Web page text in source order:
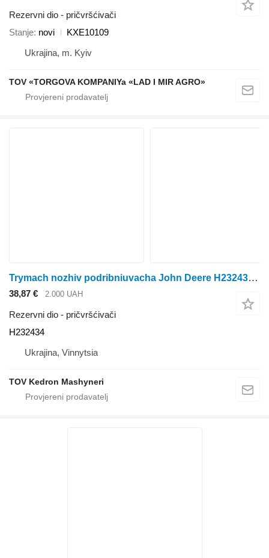
Rezervni dio - pričvršćivači
Stanje novi
KXE10109
Ukrajina, m. Kyiv
TOV «TORGOVA KOMPANIYa «LAD I MIR AGRO»
Trymach nozhiv podribniuvacha John Deere H232434 za žetelice za kukuruz
38,87 € 2.000 UAH
Rezervni dio - pričvršćivači
H232434
Ukrajina, Vinnytsia
TOV Kedron Mashyneri